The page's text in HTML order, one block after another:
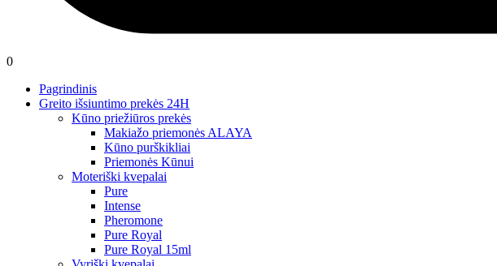
0
Pagrindinis
Greito išsiuntimo prekės 24H
Kūno priežiūros prekės
Makiažo priemonės ALAYA
Kūno purškikliai
Priemonės Kūnui
Moteriški kvepalai
Pure
Intense
Pheromone
Pure Royal
Pure Royal 15ml